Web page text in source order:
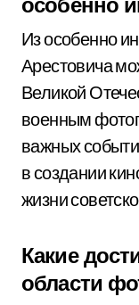
Из особенно
Арестовича
Великой
военным
важных
в создании
жизни
Какие
области